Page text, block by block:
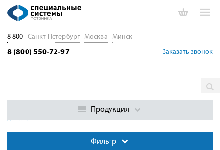
Суперлюминесцентные лазерные диоды (SLD)
Фильтр
8 800 Санкт-Петербург Москва Минск
8 (800) 550-72-97 Заказать звонок
Продукция